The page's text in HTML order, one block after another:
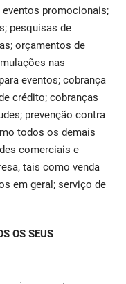
promocionais;
pesquisas de
orçamentos de
nas
eventos; cobrança
crédito; cobranças
prevenção contra
todos os demais
comerciais e
tais como venda
em geral; serviço de
OS SEUS